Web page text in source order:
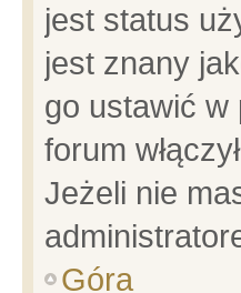
jest status
jest znany
go ustawić w
forum
Jeżeli nie
Góra